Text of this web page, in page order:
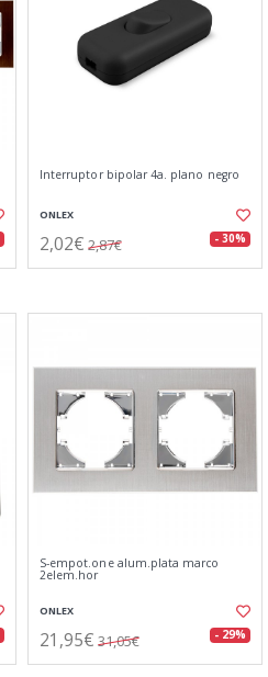
Interruptor bipolar 4a. plano negro
ONLEX
2,02€ 2,87€ - 30%
S-empot.one alum.plata marco
2elem.hor
ONLEX
21,95€ 31,05€ - 29%